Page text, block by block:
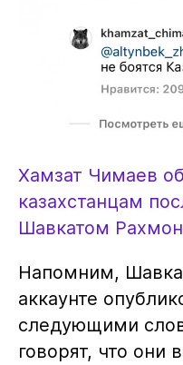
Хамзат Чимаев
казахстанцам
Шавкатом
Напомним,
аккаунте
следующими
говорят, что они